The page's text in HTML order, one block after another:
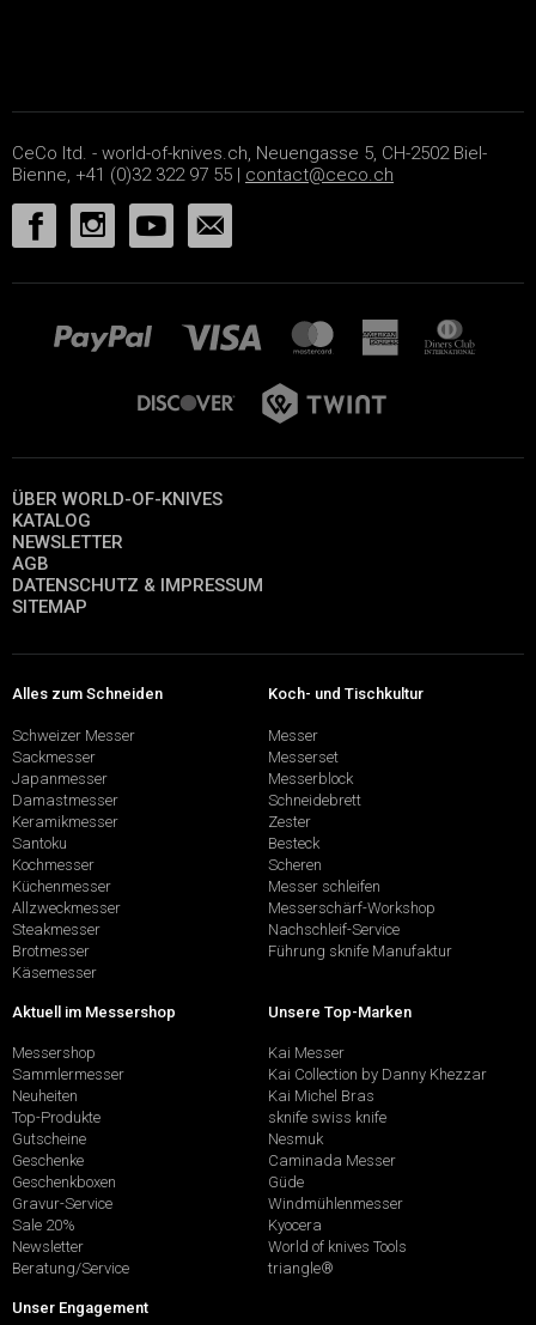
CeCo ltd. - world-of-knives.ch, Neuengasse 5, CH-2502 Biel-
Bienne, +41 (0)32 322 97 55 | contact@ceco.ch
ÜBER WORLD-OF-KNIVES
KATALOG
NEWSLETTER
AGB
DATENSCHUTZ & IMPRESSUM
SITEMAP
Alles zum Schneiden
Schweizer Messer
Sackmesser
Japanmesser
Damastmesser
Keramikmesser
Santoku
Kochmesser
Küchenmesser
Allzweckmesser
Steakmesser
Brotmesser
Käsemesser
Koch- und Tischkultur
Messer
Messerset
Messerblock
Schneidebrett
Zester
Besteck
Scheren
Messer schleifen
Messerschärf-Workshop
Nachschleif-Service
Führung sknife Manufaktur
Aktuell im Messershop
Messershop
Sammlermesser
Neuheiten
Top-Produkte
Gutscheine
Geschenke
Geschenkboxen
Gravur-Service
Sale 20%
Newsletter
Beratung/Service
Unsere Top-Marken
Kai Messer
Kai Collection by Danny Khezzar
Kai Michel Bras
sknife swiss knife
Nesmuk
Caminada Messer
Güde
Windmühlenmesser
Kyocera
World of knives Tools
triangle®
Unser Engagement